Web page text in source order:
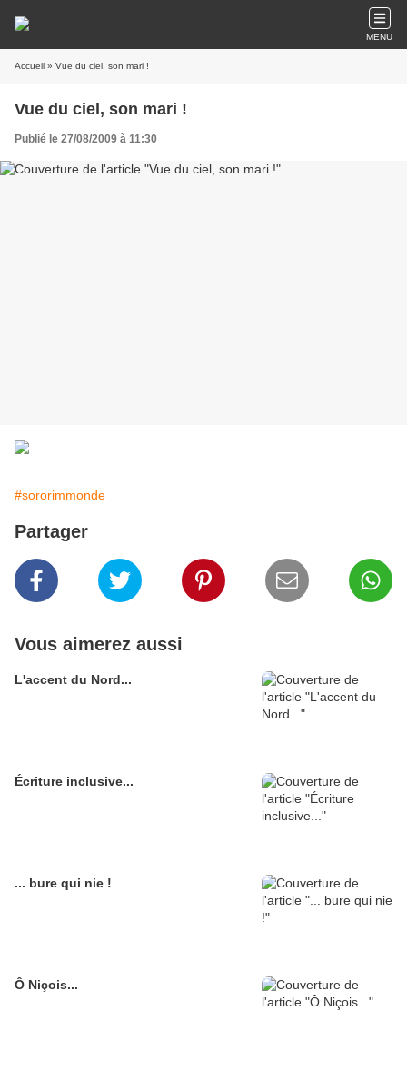
MENU
Accueil » Vue du ciel, son mari !
Vue du ciel, son mari !
Publié le 27/08/2009 à 11:30
#sororimmonde
Partager
Vous aimerez aussi
L'accent du Nord...
Écriture inclusive...
... bure qui nie !
Ô Niçois...